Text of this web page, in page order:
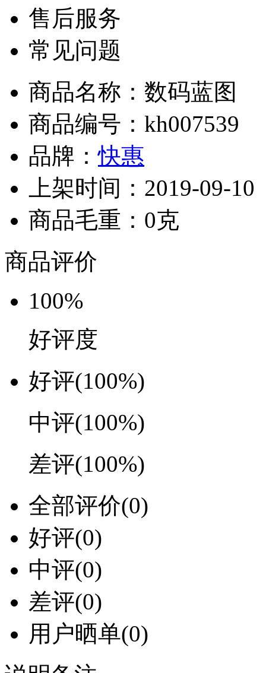
售后服务
常见问题
商品名称：数码蓝图
商品编号：kh007539
品牌：快惠
上架时间：2019-09-10
商品毛重：0克
商品评价
100%
好评度
好评(100%)
中评(100%)
差评(100%)
全部评价(0)
好评(0)
中评(0)
差评(0)
用户晒单(0)